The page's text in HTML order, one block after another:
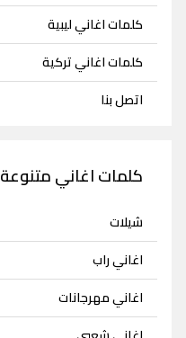
كلمات اغاني ليبية
كلمات اغاني تركية
اتصل بنا
كلمات اغاني متنوعة
شيلات
اغاني راب
اغاني مهرجانات